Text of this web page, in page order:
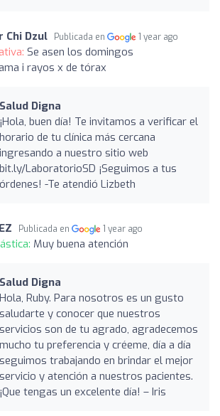
Chi Dzul Publicada en 1 year ago
Se asen los domingos
i rayos x de tórax
Salud Digna
¡Hola, buen día! Te invitamos a verificar el
horario de tu clínica más cercana
ingresando a nuestro sitio web
bit.ly/LaboratorioSD ¡Seguimos a tus
órdenes! -Te atendió Lizbeth
Publicada en 1 year ago
Muy buena atención
Salud Digna
Hola, Ruby. Para nosotros es un gusto
saludarte y conocer que nuestros
servicios son de tu agrado, agradecemos
mucho tu preferencia y créeme, día a día
seguimos trabajando en brindar el mejor
servicio y atención a nuestros pacientes.
¡Que tengas un excelente día! – Iris